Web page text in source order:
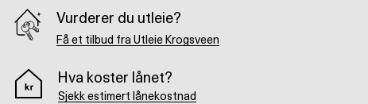
Vurderer du utleie?
Få et tilbud fra Utleie Krogsveen
Hva koster lånet?
Sjekk estimert lånekostnad